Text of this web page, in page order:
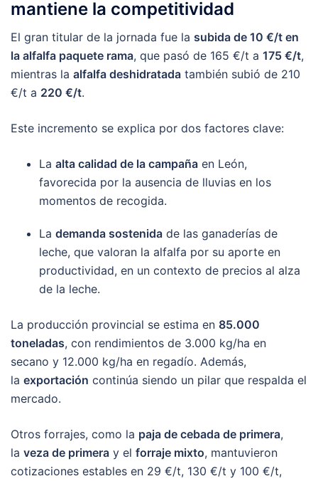
mantiene la competitividad
El gran titular de la jornada fue la subida de 10 €/t en
la alfalfa paquete rama, que pasó de 165 €/t a 175 €/t,
mientras la alfalfa deshidratada también subió de 210
€/t a 220 €/t.
Este incremento se explica por dos factores clave:
La alta calidad de la campaña en León,
favorecida por la ausencia de lluvias en los
momentos de recogida.
La demanda sostenida de las ganaderías de
leche, que valoran la alfalfa por su aporte en
productividad, en un contexto de precios al alza
de la leche.
La producción provincial se estima en 85.000
toneladas, con rendimientos de 3.000 kg/ha en
secano y 12.000 kg/ha en regadío. Además,
la exportación continúa siendo un pilar que respalda el
mercado.
Otros forrajes, como la paja de cebada de primera,
la veza de primera y el forraje mixto, mantuvieron
cotizaciones estables en 29 €/t, 130 €/t y 100 €/t,